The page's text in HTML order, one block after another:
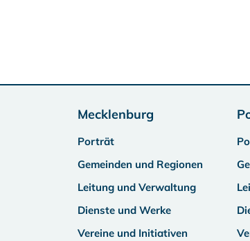
Mecklenburg
Porträt
Gemeinden und Regionen
Leitung und Verwaltung
Dienste und Werke
Vereine und Initiativen